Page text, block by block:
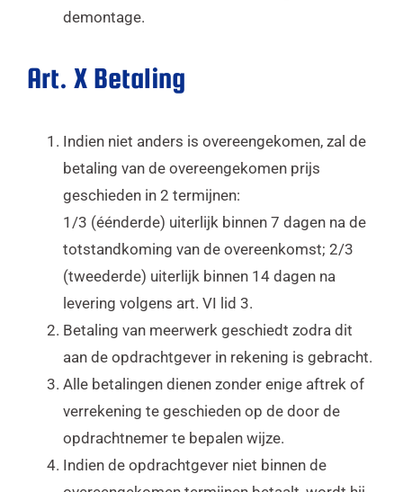
demontage.
Art. X Betaling
Indien niet anders is overeengekomen, zal de
betaling van de overeengekomen prijs
geschieden in 2 termijnen:
1/3 (éénderde) uiterlijk binnen 7 dagen na de
totstandkoming van de overeenkomst; 2/3
(tweederde) uiterlijk binnen 14 dagen na
levering volgens art. VI lid 3.
Betaling van meerwerk geschiedt zodra dit
aan de opdrachtgever in rekening is gebracht.
Alle betalingen dienen zonder enige aftrek of
verrekening te geschieden op de door de
opdrachtnemer te bepalen wijze.
Indien de opdrachtgever niet binnen de